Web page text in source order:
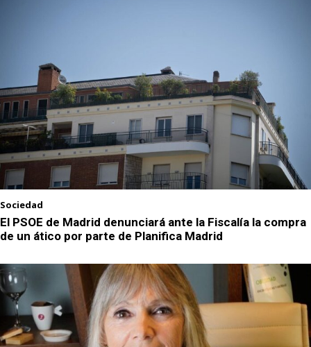
Sociedad
El PSOE de Madrid denunciará ante la Fiscalía la compra
de un ático por parte de Planifica Madrid